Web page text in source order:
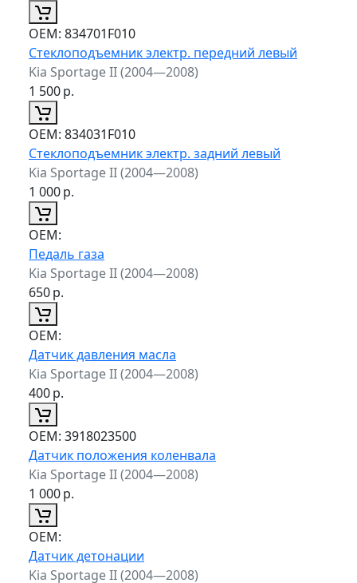
ОЕМ: 834701F010
Стеклоподъемник электр. передний левый
Kia Sportage II (2004—2008)
1 500р.
ОЕМ: 834031F010
Стеклоподъемник электр. задний левый
Kia Sportage II (2004—2008)
1 000р.
ОЕМ:
Педаль газа
Kia Sportage II (2004—2008)
650р.
ОЕМ:
Датчик давления масла
Kia Sportage II (2004—2008)
400р.
ОЕМ: 3918023500
Датчик положения коленвала
Kia Sportage II (2004—2008)
1 000р.
ОЕМ:
Датчик детонации
Kia Sportage II (2004—2008)